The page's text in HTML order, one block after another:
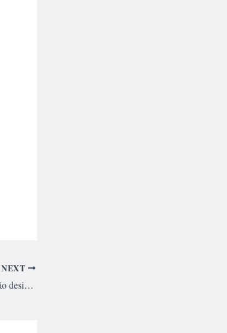
NEXT
Em crise e acuado, Bolsonaro não desiste de ameaça autoritária